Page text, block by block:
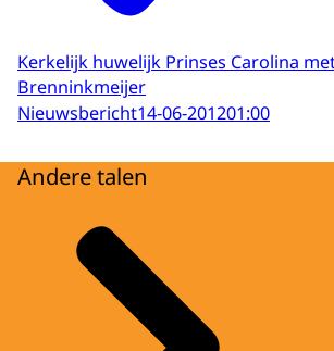
Kerkelijk huwelijk Prinses Carolina
Brenninkmeijer
Nieuwsbericht14-06-201201:00
Andere talen